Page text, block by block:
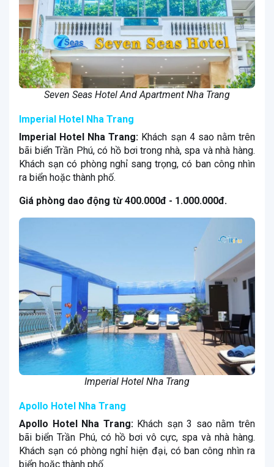
Seven Seas Hotel And Apartment Nha Trang
Imperial Hotel Nha Trang
Imperial Hotel Nha Trang: Khách sạn 4 sao nằm trên
bãi biển Trần Phú, có hồ bơi trong nhà, spa và nhà hàng.
Khách sạn có phòng nghỉ sang trọng, có ban công nhìn
ra biển hoặc thành phố.
Giá phòng dao động từ 400.000đ - 1.000.000đ.
Imperial Hotel Nha Trang
Apollo Hotel Nha Trang
Apollo Hotel Nha Trang:Khách sạn 3 sao nằm trên
bãi biển Trần Phú, có hồ bơi vô cực, spa và nhà hàng.
Khách sạn có phòng nghỉ hiện đại, có ban công nhìn ra
biển hoặc thành phố.